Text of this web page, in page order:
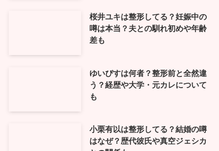
桜井ユキは整形してる？妊娠中の
噂は本当？夫との馴れ初めや年齢
差も
ゆいぴすは何者？整形前と全然違
う？経歴や大学・元カレについて
も
小栗有以は整形してる？結婚の噂
はなぜ？歴代彼氏や真空ジェシカ